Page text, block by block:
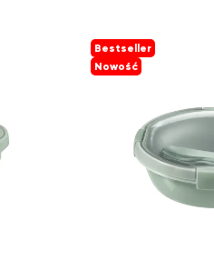
Bestseller
Nowość